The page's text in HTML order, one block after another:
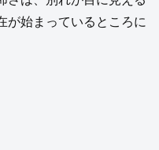
が始まっているところに